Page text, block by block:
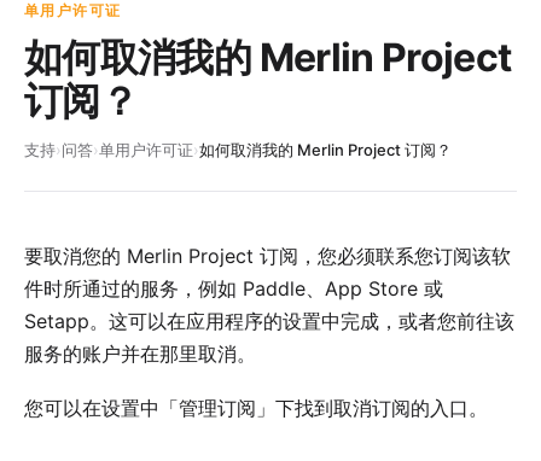
单用户许可证
如何取消我的 Merlin Project
订阅？
支持›问答›单用户许可证›如何取消我的 Merlin Project 订阅？
要取消您的 Merlin Project 订阅，您必须联系您订阅该软
件时所通过的服务，例如 Paddle、App Store 或
Setapp。这可以在应用程序的设置中完成，或者您前往该
服务的账户并在那里取消。
您可以在设置中「管理订阅」下找到取消订阅的入口。